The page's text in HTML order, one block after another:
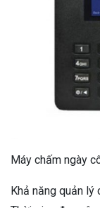
Máy chấm ngày
Khả năng quản lý